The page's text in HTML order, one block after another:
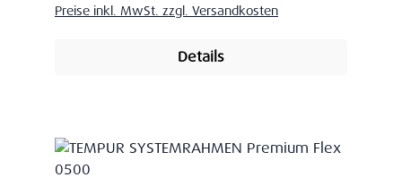
Preise inkl. MwSt. zzgl. Versandkosten
Details